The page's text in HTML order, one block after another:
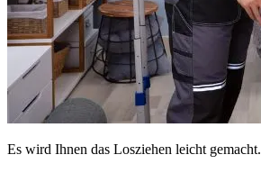
Es wird Ihnen das Losziehen leicht gemacht.